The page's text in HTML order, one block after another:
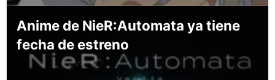
Anime de NieR:Automata ya tiene
fecha de estreno